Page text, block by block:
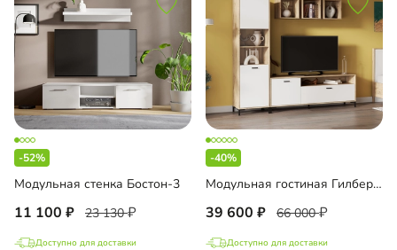
-52%
Модульная стенка Бостон-3
11 100 23 130
Доступно для доставки
-40%
Модульная гостиная Гилберт-1
39 600 66 000
Доступно для доставки